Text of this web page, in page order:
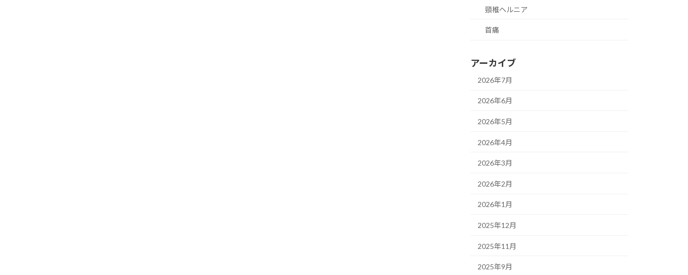
頸椎ヘルニア
首痛
アーカイブ
2026年7月
2026年6月
2026年5月
2026年4月
2026年3月
2026年2月
2026年1月
2025年12月
2025年11月
2025年9月